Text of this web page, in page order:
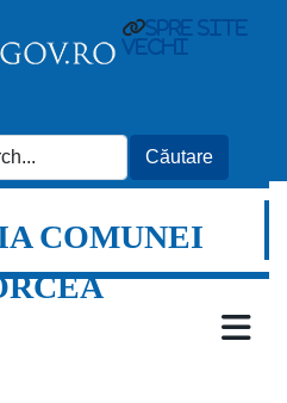
spre site
vechi
COMUNEI